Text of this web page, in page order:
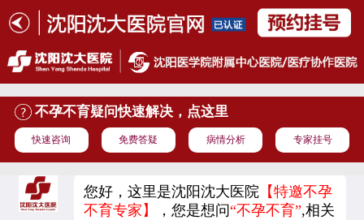
不孕不育疑问快速解决，点这里
快速咨询 免费答疑 病情分析 专家挂号
您好，这里是沈阳沈大医院 【特邀不孕
不育专家】
，您是想问“不孕不育”,相关